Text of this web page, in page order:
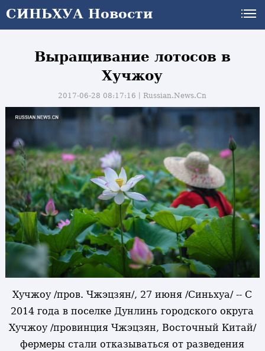
СИНЬХУА Новости
Выращивание лотосов в
Хучжоу
2017-06-28 08:17:16丨Russian.News.Cn
Хучжоу /пров. Чжэцзян/, 27 июня /Синьхуа/ -- С
2014 года в поселке Дунлинь городского округа
Хучжоу /провинция Чжэцзян, Восточный Китай/
фермеры стали отказываться от разведения